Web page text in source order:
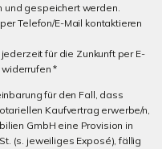
und gespeichert werden.
Telefon/E-Mail kontaktieren
für die Zunkunft per E-
*
für den Fall, dass
Kaufvertrag erwerbe/n,
GmbH eine Provision in
(s. jeweiliges Exposé), fällig